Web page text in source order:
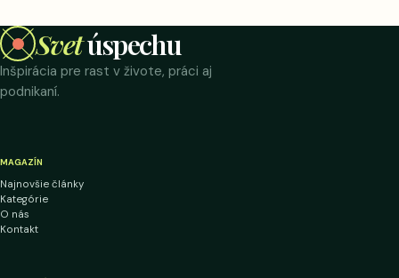
Svetúspechu
Inšpirácia pre rast v živote, práci aj
podnikaní.
MAGAZÍN
Najnovšie články
Kategórie
O nás
Kontakt